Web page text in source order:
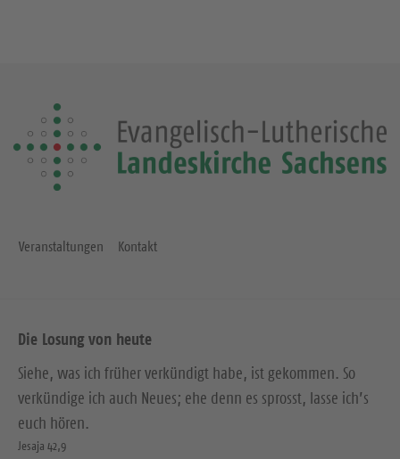
Veranstaltungen Kontakt
Die Losung von heute
Siehe, was ich früher verkündigt habe, ist gekommen. So
verkündige ich auch Neues; ehe denn es sprosst, lasse ich’s
euch hören.
Jesaja 42,9